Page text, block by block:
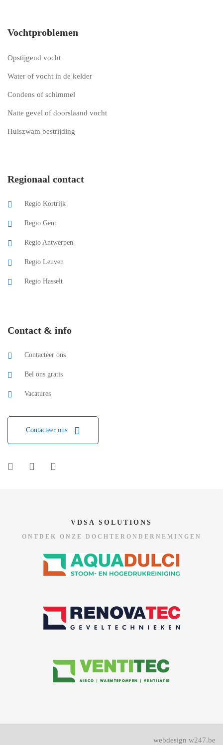
Vochtproblemen
Opstijgend vocht
Water of vocht in de kelder
Condens of schimmel
Natte gevel of doorslaand vocht
Huiszwam bestrijding
Regionaal contact
Regio Kortrijk
Regio Gent
Regio Antwerpen
Regio Leuven
Regio Hasselt
Contact & info
Contacteer ons
Bel ons gratis
Vacatures
Contacteer ons
VDSA SOLUTIONS
ONTDEK ONZE DOCHTERONDERNEMINGEN
webdesign w247.be